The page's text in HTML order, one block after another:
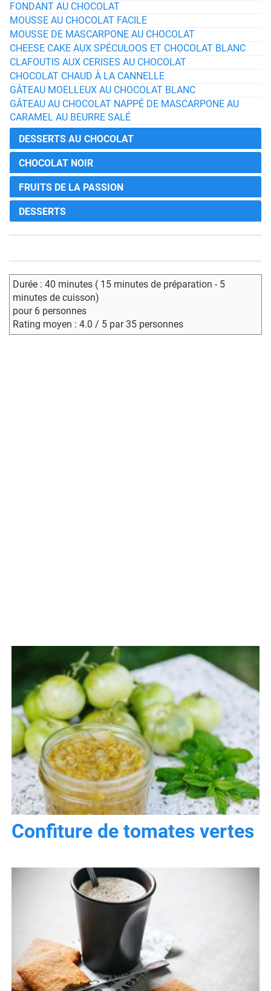
FONDANT AU CHOCOLAT
MOUSSE AU CHOCOLAT FACILE
MOUSSE DE MASCARPONE AU CHOCOLAT
CHEESE CAKE AUX SPÉCULOOS ET CHOCOLAT BLANC
CLAFOUTIS AUX CERISES AU CHOCOLAT
CHOCOLAT CHAUD À LA CANNELLE
GÂTEAU MOELLEUX AU CHOCOLAT BLANC
GÂTEAU AU CHOCOLAT NAPPÉ DE MASCARPONE AU
CARAMEL AU BEURRE SALÉ
DESSERTS AU CHOCOLAT
CHOCOLAT NOIR
FRUITS DE LA PASSION
DESSERTS
Durée : 40 minutes ( 15 minutes de préparation - 5
minutes de cuisson)
pour 6 personnes
Rating moyen : 4.0 / 5 par 35 personnes
Confiture de tomates vertes